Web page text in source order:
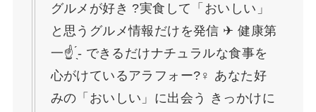
グルメが好き ?実食して「おいしい」
と思うグルメ情報だけを発信 ✈ 健康第
一☝️ ̖́- できるだけナチュラルな食事を
心がけているアラフォー?‍♀️ あなた好
みの「おいしい」に出会う きっかけに